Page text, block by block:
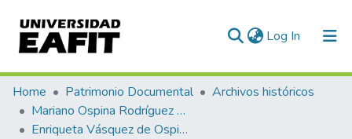
Log In (current)
Communities & Collections
All of DSpace
Home Patrimonio Documental
Archivos históricos
Mariano Ospina Rodríguez (1826 -1912)
Enriqueta Vásquez de Ospina